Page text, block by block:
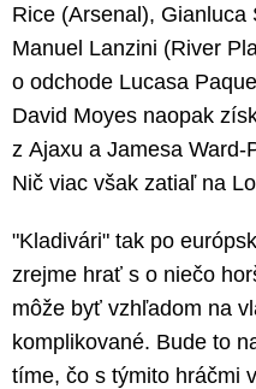
Rice (Arsenal), Gianluca
Manuel Lanzini (River
o odchode Lucasa
David Moyes naopak
z Ajaxu a Jamesa Ward-
Nič viac však zatiaľ na
"Kladivári" tak po
zrejme hrať s o niečo
môže byť vzhľadom na
komplikované. Bude to
tíme, čo s týmito hráčmi